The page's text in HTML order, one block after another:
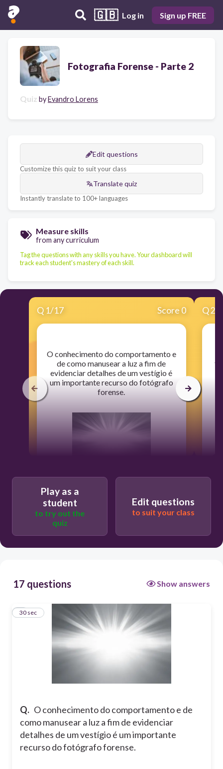
🇬🇧 Log in Sign up FREE
Fotografia Forense - Parte 2
Quiz byEvandro Lorens
Edit questions
Customize this quiz to suit your class
Translate quiz
Instantly translate to 100+ languages
Measure skills
from any curriculum
Tag the questions with any skills you have. Your dashboard will
track each student's mastery of each skill.
Q 1/17 Score 0
​O conhecimento do comportamento e
de como manusear a luz a fim de
evidenciar detalhes de um vestígio é
um importante recurso do fotógrafo
forense.
30
Q2
Play as a
student
to try out the
quiz
Edit questions
to suit your class
17 questions Show answers
Q. O conhecimento do comportamento e de
como manusear a luz a fim de evidenciar
detalhes de um vestígio é um importante
recurso do fotógrafo forense.
1
30 sec